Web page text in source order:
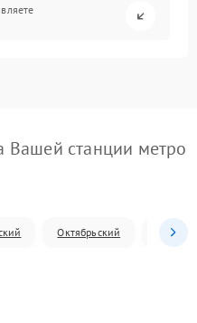
Вашей станции метро
Октябрьский